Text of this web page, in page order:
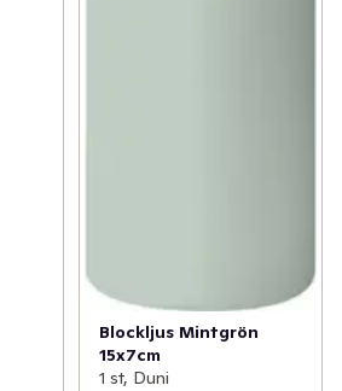
Blockljus Mintgrön
15x7cm
1 st, Duni